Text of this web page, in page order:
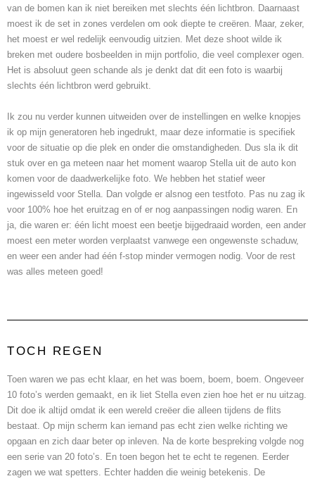
van de bomen kan ik niet bereiken met slechts één lichtbron. Daarnaast
moest ik de set in zones verdelen om ook diepte te creëren. Maar, zeker,
het moest er wel redelijk eenvoudig uitzien. Met deze shoot wilde ik
breken met oudere bosbeelden in mijn portfolio, die veel complexer ogen.
Het is absoluut geen schande als je denkt dat dit een foto is waarbij
slechts één lichtbron werd gebruikt.
Ik zou nu verder kunnen uitweiden over de instellingen en welke knopjes
ik op mijn generatoren heb ingedrukt, maar deze informatie is specifiek
voor de situatie op die plek en onder die omstandigheden. Dus sla ik dit
stuk over en ga meteen naar het moment waarop Stella uit de auto kon
komen voor de daadwerkelijke foto. We hebben het statief weer
ingewisseld voor Stella. Dan volgde er alsnog een testfoto. Pas nu zag ik
voor 100% hoe het eruitzag en of er nog aanpassingen nodig waren. En
ja, die waren er: één licht moest een beetje bijgedraaid worden, een ander
moest een meter worden verplaatst vanwege een ongewenste schaduw,
en weer een ander had één f-stop minder vermogen nodig. Voor de rest
was alles meteen goed!
TOCH REGEN
Toen waren we pas echt klaar, en het was boem, boem, boem. Ongeveer
10 foto’s werden gemaakt, en ik liet Stella even zien hoe het er nu uitzag.
Dit doe ik altijd omdat ik een wereld creëer die alleen tijdens de flits
bestaat. Op mijn scherm kan iemand pas echt zien welke richting we
opgaan en zich daar beter op inleven. Na de korte bespreking volgde nog
een serie van 20 foto’s. En toen begon het te echt te regenen. Eerder
zagen we wat spetters. Echter hadden die weinig betekenis. De